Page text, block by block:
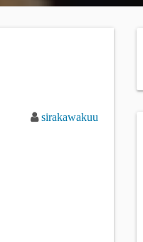
sirakawakuu